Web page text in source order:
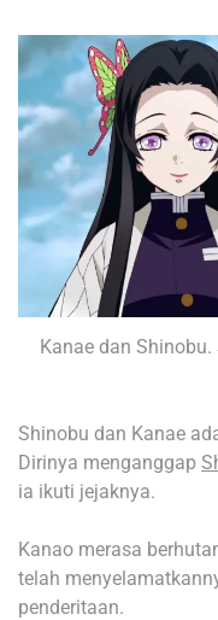
Kanae dan
Shinobu dan Kanae
Dirinya menganggap
ia ikuti jejaknya.
Kanao merasa
telah
penderitaan.